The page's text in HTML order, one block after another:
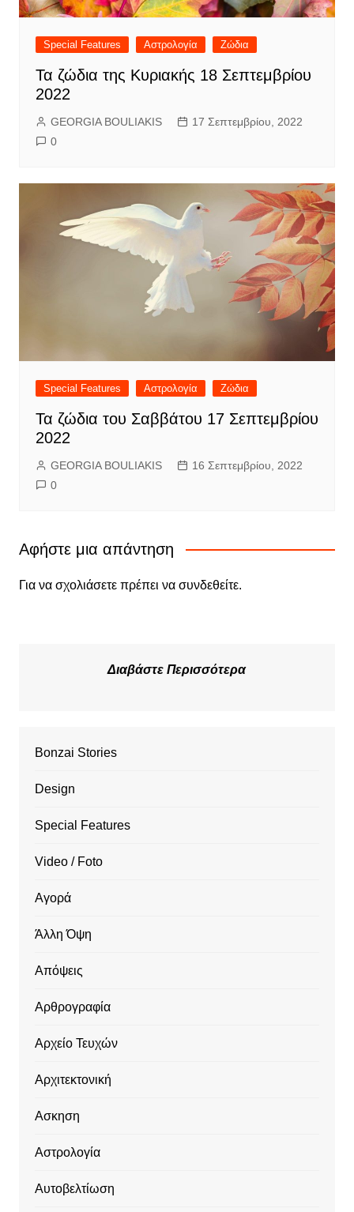
Special Features Αστρολογία Ζώδια
Τα ζώδια της Κυριακής 18 Σεπτεμβρίου
2022
GEORGIA BOULIAKIS
17 Σεπτεμβρίου, 2022
0
Special Features Αστρολογία Ζώδια
Τα ζώδια του Σαββάτου 17 Σεπτεμβρίου
2022
GEORGIA BOULIAKIS
16 Σεπτεμβρίου, 2022
0
Αφήστε μια απάντηση
Για να σχολιάσετε πρέπει να συνδεθείτε.
Διαβάστε Περισσότερα
Bonzai Stories
Design
Special Features
Video / Foto
Αγορά
Άλλη Όψη
Απόψεις
Αρθρογραφία
Αρχείο Τευχών
Αρχιτεκτονική
Ασκηση
Αστρολογία
Αυτοβελτίωση